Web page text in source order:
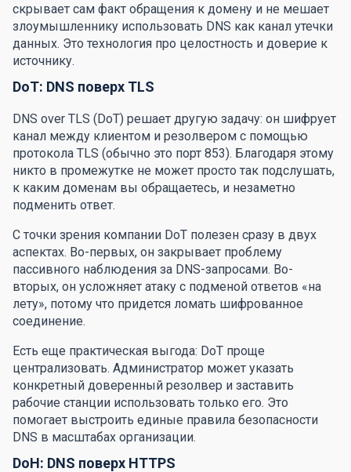
скрывает сам факт обращения к домену и не мешает
злоумышленнику использовать DNS как канал утечки
данных. Это технология про целостность и доверие к
источнику.
DoT: DNS поверх TLS
DNS over TLS (DoT) решает другую задачу: он шифрует
канал между клиентом и резолвером с помощью
протокола TLS (обычно это порт 853). Благодаря этому
никто в промежутке не может просто так подслушать,
к каким доменам вы обращаетесь, и незаметно
подменить ответ.
С точки зрения компании DoT полезен сразу в двух
аспектах. Во-первых, он закрывает проблему
пассивного наблюдения за DNS-запросами. Во-
вторых, он усложняет атаку с подменой ответов «на
лету», потому что придется ломать шифрованное
соединение.
Есть еще практическая выгода: DoT проще
централизовать. Администратор может указать
конкретный доверенный резолвер и заставить
рабочие станции использовать только его. Это
помогает выстроить единые правила безопасности
DNS в масштабах организации.
DoH: DNS поверх HTTPS